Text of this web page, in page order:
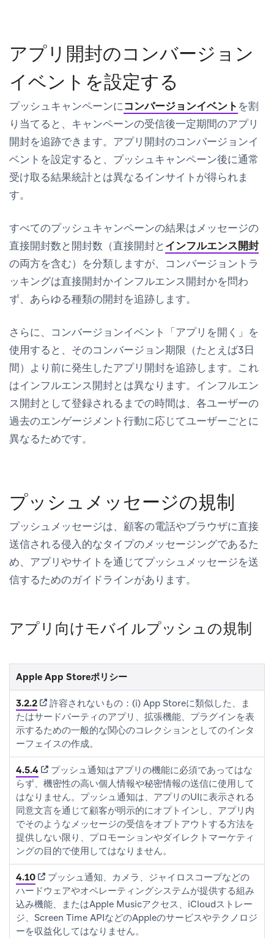
アプリ開封のコンバージョン
イベントを設定する
プッシュキャンペーンにコンバージョンイベント を割
り当てると、キャンペーンの受信後一定期間のアプリ
開封を追跡できます。アプリ開封のコンバージョンイ
ベントを設定すると、プッシュキャンペーン後に通常
受け取る結果統計とは異なるインサイトが得られま
す。
すべてのプッシュキャンペーンの結果はメッセージの
直接開封数と開封数（直接開封とインフルエンス開封
の両方を含む）を分類しますが、コンバージョントラ
ッキングは直接開封かインフルエンス開封かを問わ
ず、あらゆる種類の開封を追跡します。
さらに、コンバージョンイベント「アプリを開く」を
使用すると、そのコンバージョン期限（たとえば3日
間）より前に発生したアプリ開封を追跡します。これ
はインフルエンス開封とは異なります。インフルエン
ス開封として登録されるまでの時間は、各ユーザーの
過去のエンゲージメント行動に応じてユーザーごとに
異なるためです。
プッシュメッセージの規制
プッシュメッセージは、顧客の電話やブラウザに直接
送信される侵入的なタイプのメッセージングであるた
め、アプリやサイトを通じてプッシュメッセージを送
信するためのガイドラインがあります。
アプリ向けモバイルプッシュの規制
Apple App Storeポリシー
3.2.2(opens in new tab)
許容されないもの：(i) App Storeに類似した、ま
たはサードパーティのアプリ、拡張機能、プラグインを表
示するための一般的な関心のコレクションとしてのインタ
ーフェイスの作成。
4.5.4(opens in new tab)
プッシュ通知はアプリの機能に必須であってはな
らず、機密性の高い個人情報や秘密情報の送信に使用して
はなりません。プッシュ通知は、アプリのUIに表示される
同意文言を通じて顧客が明示的にオプトインし、アプリ内
でそのようなメッセージの受信をオプトアウトする方法を
提供しない限り、プロモーションやダイレクトマーケティ
ングの目的で使用してはなりません。
4.10(opens in new tab)
プッシュ通知、カメラ、ジャイロスコープなどの
ハードウェアやオペレーティングシステムが提供する組み
込み機能、またはApple Musicアクセス、iCloudストレー
ジ、Screen Time APIなどのAppleのサービスやテクノロジ
ーを収益化してはなりません。